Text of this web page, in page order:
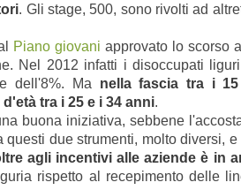
. Gli stage, 500, sono rivolti ad
Piano giovani approvato lo scorso
Nel 2012 infatti i disoccupati
dell'8%. Ma nella fascia tra i
tra i 25 e i 34 anni.
buona iniziativa, sebbene
due strumenti, molto diversi,
agli incentivi alle aziende è in
rispetto al recepimento delle